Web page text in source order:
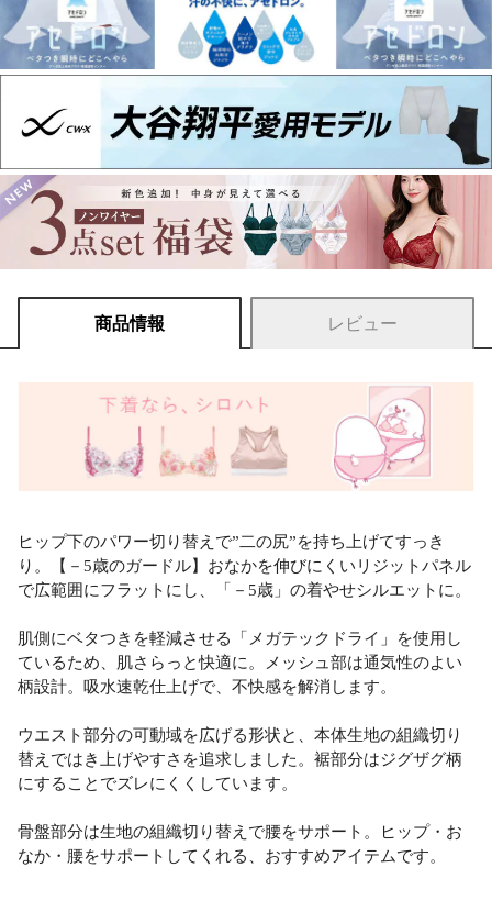
商品情報 レビュー
ヒップ下のパワー切り替えで”二の尻”を持ち上げてすっき
り。【－5歳のガードル】おなかを伸びにくいリジットパネル
で広範囲にフラットにし、「－5歳」の着やせシルエットに。
肌側にベタつきを軽減させる「メガテックドライ」を使用し
ているため、肌さらっと快適に。メッシュ部は通気性のよい
柄設計。吸水速乾仕上げで、不快感を解消します。
ウエスト部分の可動域を広げる形状と、本体生地の組織切り
替えではき上げやすさを追求しました。裾部分はジグザグ柄
にすることでズレにくくしています。
骨盤部分は生地の組織切り替えで腰をサポート。ヒップ・お
なか・腰をサポートしてくれる、おすすめアイテムです。